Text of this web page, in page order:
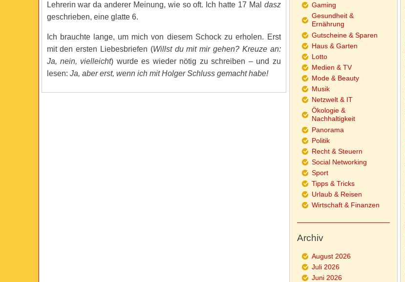
Lehrerin war da anderer Meinung, wie so oft. Ich hatte 17 Mal dasz
geschrieben, eine glatte 6.
Ich brauchte lange, um mich von diesem Schock zu erholen. Erst
mit den ersten Liebesbriefen (Willst du mit mir gehen? Kreuze an:
Ja, nein, vielleicht) wurde es wieder nötig zu schreiben – und zu
lesen: Ja, aber erst, wenn ich mit Holger Schluss gemacht habe!
Gaming
Gesundheit &
Ernährung
Gutscheine & Sparen
Haus & Garten
Lotto
Medien & TV
Mode & Beauty
Musik
Netzwelt & IT
Ökologie &
Nachhaltigkeit
Panorama
Politik
Recht & Steuern
Social Networking
Sport
Tipps & Tricks
Urlaub & Reisen
Wirtschaft & Finanzen
Archiv
August 2026
Juli 2026
Juni 2026